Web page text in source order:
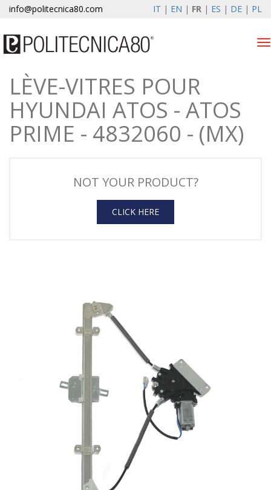
info@politecnica80.com IT | EN | FR | ES | DE | PL
venerdì 7 agosto 2026
Lève-vitres électriques
Enregistrement de la
Societe
News
LÈVE-VITRES POUR
HYUNDAI ATOS - ATOS
PRIME - 4832060 - (MX)
NOT YOUR PRODUCT?
CLICK HERE